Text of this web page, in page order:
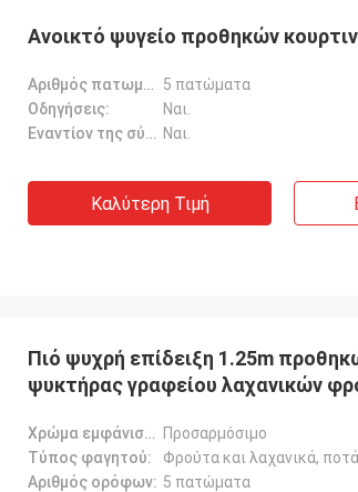
Ανοικτό ψυγείο προθηκών
Αριθμός πατωμάτων:
5 πατώματα
Οδηγήσεις:
Ναι.
Εναντίον της σύγκρουσης λουρίδα: Ναι.
Καλύτερη Τιμή
Πιό ψυχρή επίδειξη 1.25m
ψυκτήρας γραφείου λαχανικών
Χρώμα εμφάνισης:
Προσαρμόσιμο
Τύπος φαγητού:
Φρούτα και λαχανικά,
Αριθμός ορόφων: 5 πατώματα